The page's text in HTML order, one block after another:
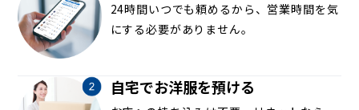
24時間いつでも頼めるから、営業時間を気
にする必要がありません。
自宅でお洋服を預ける